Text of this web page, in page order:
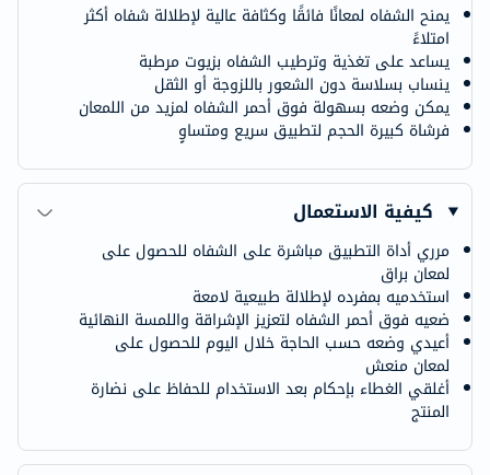
يمنح الشفاه لمعانًا فائقًا وكثافة عالية لإطلالة شفاه أكثر
امتلاءً
يساعد على تغذية وترطيب الشفاه بزيوت مرطبة
ينساب بسلاسة دون الشعور باللزوجة أو الثقل
يمكن وضعه بسهولة فوق أحمر الشفاه لمزيد من اللمعان
فرشاة كبيرة الحجم لتطبيق سريع ومتساوٍ
كيفية الاستعمال
مرري أداة التطبيق مباشرة على الشفاه للحصول على
لمعان براق
استخدميه بمفرده لإطلالة طبيعية لامعة
ضعيه فوق أحمر الشفاه لتعزيز الإشراقة واللمسة النهائية
أعيدي وضعه حسب الحاجة خلال اليوم للحصول على
لمعان منعش
أغلقي الغطاء بإحكام بعد الاستخدام للحفاظ على نضارة
المنتج